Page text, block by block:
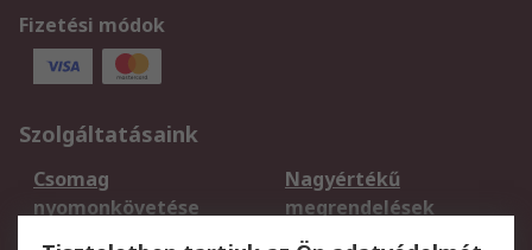
Fizetési módok
Szolgáltatásaink
Csomag
nyomonkövetése
Nagyértékű
megrendelések
Regisztráció
Szállítás